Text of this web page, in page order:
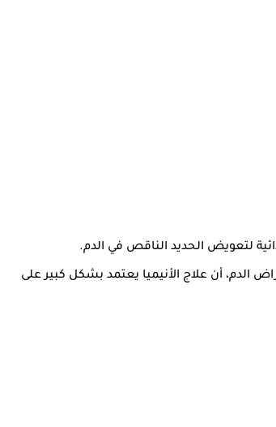
لتعويض الحديد الناقص في الدم.
الدم، أن علاج الأنيميا يعتمد بشكل كبير على